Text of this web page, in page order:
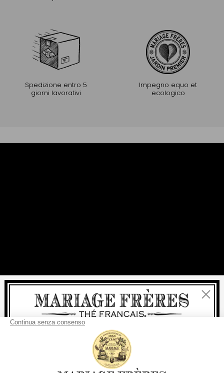
Spedizione entro 5
giorni lavorativi
Impegno equo et
ecologico
Chiudi
Benvenuti
Per ogni acquisto, laconsegna